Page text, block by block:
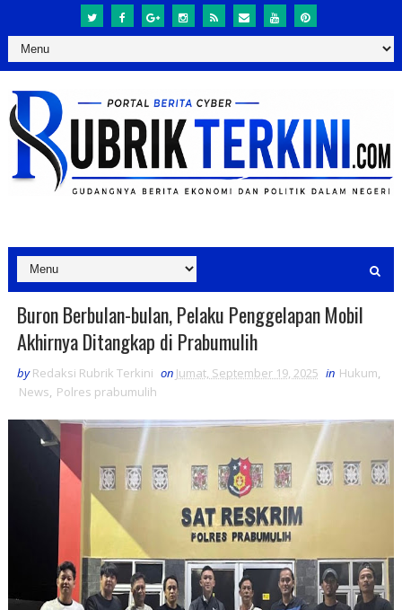
Buron Berbulan-bulan, Pelaku Penggelapan Mobil
Akhirnya Ditangkap di Prabumulih
by Redaksi Rubrik Terkini on Jumat, September 19, 2025 in Hukum,
News, Polres prabumulih